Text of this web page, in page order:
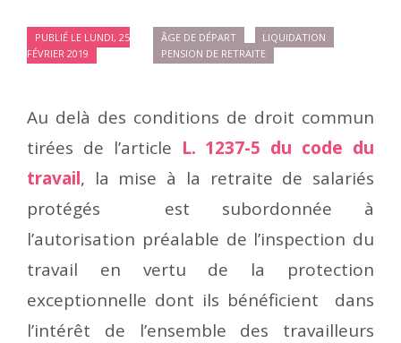
PUBLIÉ LE LUNDI, 25
FÉVRIER 2019
ÂGE DE DÉPART
LIQUIDATION
PENSION DE RETRAITE
Au delà des conditions de droit commun
tirées de l’article L. 1237-5 du code du
travail, la mise à la retraite de salariés
protégés est subordonnée à
l’autorisation préalable de l’inspection du
travail en vertu de la protection
exceptionnelle dont ils bénéficient dans
l’intérêt de l’ensemble des travailleurs